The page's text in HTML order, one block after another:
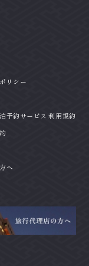
リシー
予約サービス 利用規約
へ